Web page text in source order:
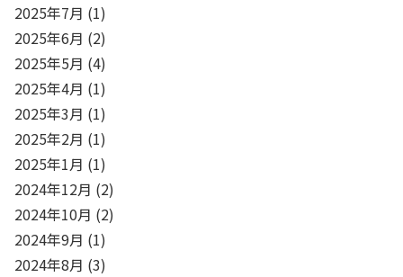
2025年7月 (1)
2025年6月 (2)
2025年5月 (4)
2025年4月 (1)
2025年3月 (1)
2025年2月 (1)
2025年1月 (1)
2024年12月 (2)
2024年10月 (2)
2024年9月 (1)
2024年8月 (3)